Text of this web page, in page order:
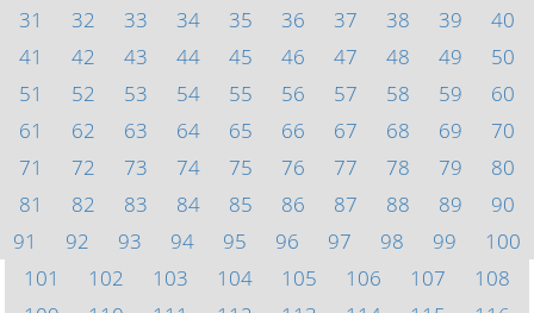
31
32 33 34 35 36 37 38 39
40
41
42 43 44 45 46 47 48 49
50
51
52 53 54 55 56 57 58 59
60
61
62 63 64 65 66 67 68 69
70
71
72 73 74 75 76 77 78 79
80
81
82 83 84 85 86 87 88 89
90
91
92 93 94 95 96 97 98 99
100
101
102 103 104 105 106 107
108